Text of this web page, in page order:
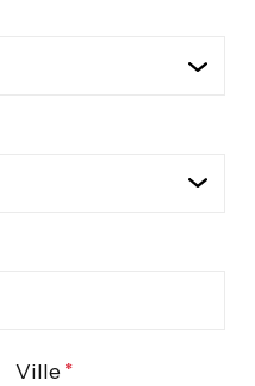
Ville